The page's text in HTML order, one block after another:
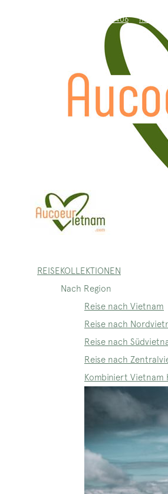
WhatsApp: +84.909.426.406
REISEKOLLEKTIONEN
Nach Region
Reise nach Vietnam
Reise nach
Reise nach
Reise nach
Kombiniert Vietnam